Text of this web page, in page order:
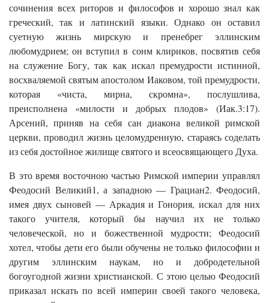
сочинения всех риторов и философов и хорошо знал как
греческий, так и латинский языки. Однако он оставил
суетную жизнь мирскую и пренебрег эллинским
любомудрием; он вступил в сонм клириков, посвятив себя
на служение Богу, так как искал премудрости истинной,
восхваляемой святым апостолом Иаковом, той премудрости,
которая «чиста, мирна, скромна», послушлива,
преисполнена «милости и добрых плодов» (Иак.3:17).
Арсений, приняв на себя сан диакона великой римской
церкви, проводил жизнь целомудренную, стараясь соделать
из себя достойное жилище святого и всеосвящающего Духа.
В это время восточною частью Римской империи управлял
Феодосий Великий1, а западною — Грациан2. Феодосий,
имея двух сыновей — Аркадия и Гонория, искал для них
такого учителя, который бы научил их не только
человеческой, но и божественной мудрости; Феодосий
хотел, чтобы дети его были обучены не только философии и
другим эллинским наукам, но и добродетельной
богоугодной жизни христианской. С этою целью Феодосий
приказал искать по всей империи своей такого человека,